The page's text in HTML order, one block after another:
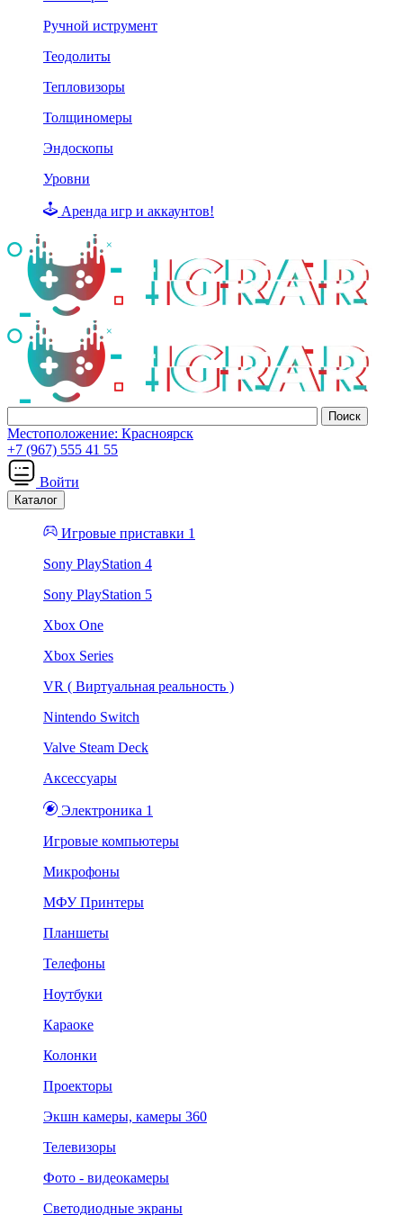
Ручной иструмент
Теодолиты
Тепловизоры
Толщиномеры
Эндоскопы
Уровни
Аренда игр и аккаунтов!
Местоположение: Красноярск
+7 (967) 555 41 55
Войти
Каталог
Игровые приставки 1
Sony PlayStation 4
Sony PlayStation 5
Xbox One
Xbox Series
VR ( Виртуальная реальность )
Nintendo Switch
Valve Steam Deck
Аксессуары
Электроника 1
Игровые компьютеры
Микрофоны
МФУ Принтеры
Планшеты
Телефоны
Ноутбуки
Караоке
Колонки
Проекторы
Экшн камеры, камеры 360
Телевизоры
Фото - видеокамеры
Светодиодные экраны